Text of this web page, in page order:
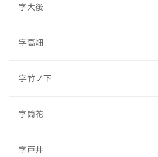
字大後
字高畑
字竹ノ下
字筒花
字戸井